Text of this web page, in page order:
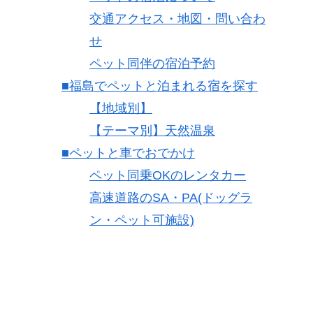
交通アクセス・地図・問い合わ
せ
ペット同伴の宿泊予約
■福島でペットと泊まれる宿を探す
【地域別】
【テーマ別】天然温泉
■ペットと車でおでかけ
ペット同乗OKのレンタカー
高速道路のSA・PA(ドッグラ
ン・ペット可施設)